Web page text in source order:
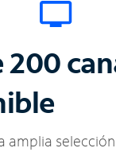
200
amplia